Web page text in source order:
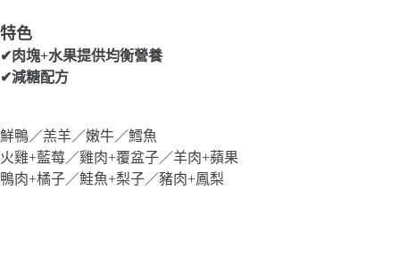
特色
✔肉塊+水果提供均衡營養
✔減糖配方
鮮鴨／羔羊／嫩牛／鱈魚
火雞+藍莓／雞肉+覆盆子／羊肉+蘋果
鴨肉+橘子／鮭魚+梨子／豬肉+鳳梨